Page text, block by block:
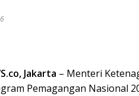
Jakarta – Menteri
Pemagangan Nasional